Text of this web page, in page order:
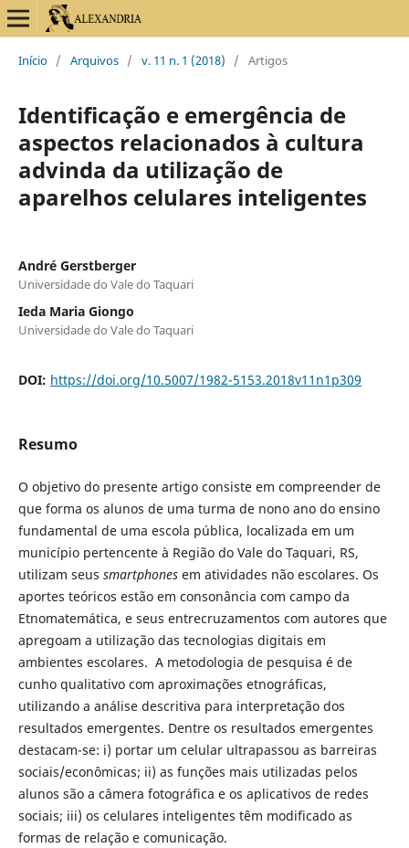
Início / Arquivos / v. 11 n. 1 (2018) / Artigos
Identificação e emergência de
aspectos relacionados à cultura
advinda da utilização de
aparelhos celulares inteligentes
André Gerstberger
Universidade do Vale do Taquari
Ieda Maria Giongo
Universidade do Vale do Taquari
DOI: https://doi.org/10.5007/1982-5153.2018v11n1p309
Resumo
O objetivo do presente artigo consiste em compreender de
que forma os alunos de uma turma de nono ano do ensino
fundamental de uma escola pública, localizada em um
município pertencente à Região do Vale do Taquari, RS,
utilizam seus smartphonesem atividades não escolares. Os
aportes teóricos estão em consonância com campo da
Etnomatemática, e seus entrecruzamentos com autores que
apregoam a utilização das tecnologias digitais em
ambientes escolares. A metodologia de pesquisa é de
cunho qualitativo com aproximações etnográficas,
utilizando a análise descritiva para interpretação dos
resultados emergentes. Dentre os resultados emergentes
destacam-se: i) portar um celular ultrapassou as barreiras
sociais/econômicas; ii) as funções mais utilizadas pelos
alunos são a câmera fotográfica e os aplicativos de redes
sociais; iii) os celulares inteligentes têm modificado as
formas de relação e comunicação.